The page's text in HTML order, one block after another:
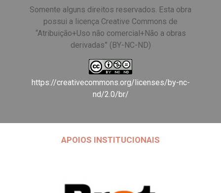
Somente alguns direitos reservados. Esta obra
possui a licença Creative Commons de
“Atribuição+Uso não comercial+Não a obras
derivadas” (BY-NC-ND)
https://creativecommons.org/licenses/by-nc-
nd/2.0/br/
APOIOS INSTITUCIONAIS